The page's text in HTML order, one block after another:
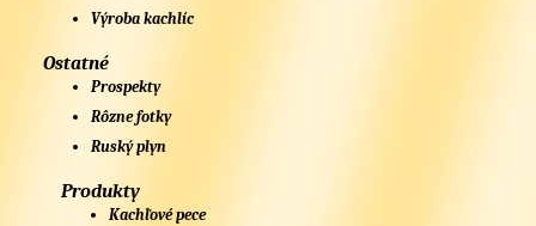
Výroba kachlíc
Ostatné
Prospekty
Rôzne fotky
Ruský plyn
Produkty
Kachľové pece